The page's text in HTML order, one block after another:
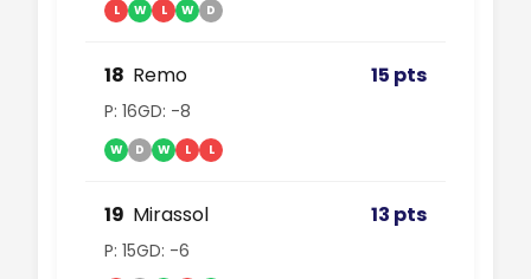
L W L W D
18 Remo 15 pts
P: 16GD: -8
W D W L L
19 Mirassol 13 pts
P: 15GD: -6